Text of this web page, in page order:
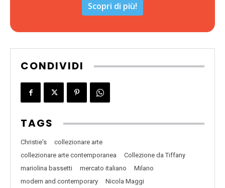
Scopri di più!
CONDIVIDI
TAGS
Christie's
collezionare arte
collezionare arte contemporanea
Collezione da Tiffany
mariolina bassetti
mercato italiano
Milano
modern and contemporary
Nicola Maggi